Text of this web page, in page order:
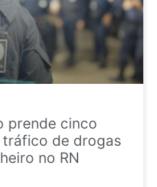
prende cinco
de drogas
no RN